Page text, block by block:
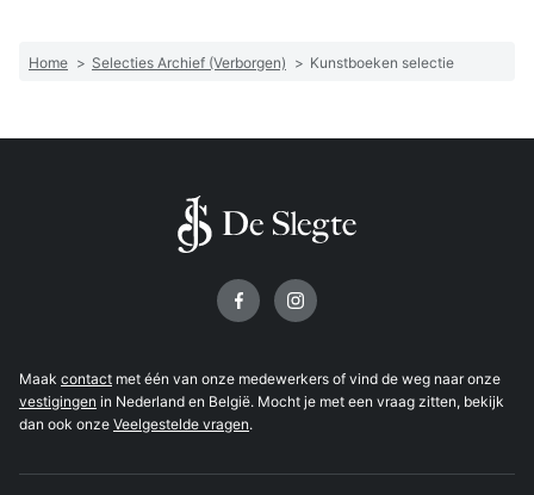
Home > Selecties Archief (Verborgen) > Kunstboeken selectie
Maak contact met één van onze medewerkers of vind de weg naar onze
vestigingen in Nederland en België. Mocht je met een vraag zitten, bekijk
dan ook onze Veelgestelde vragen.